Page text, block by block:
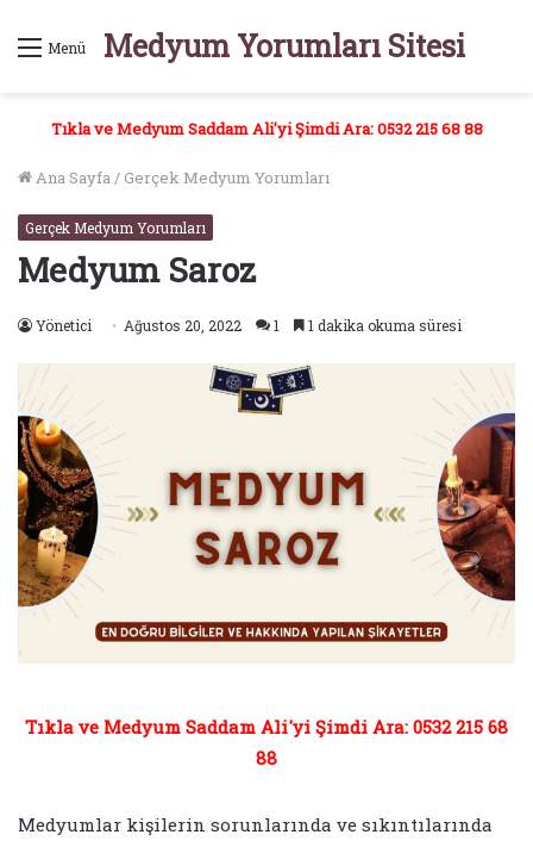
Menü Medyum Yorumları Sitesi
Tıkla ve Medyum Saddam Ali'yi Şimdi Ara: 0532 215 68 88
Ana Sayfa/ Gerçek Medyum Yorumları
Gerçek Medyum Yorumları
Medyum Saroz
Yönetici Ağustos 20, 2022 1 1 dakika okuma süresi
Tıkla ve Medyum Saddam Ali'yi Şimdi Ara: 0532 215 68
88
Medyumlar kişilerin sorunlarında ve sıkıntılarında